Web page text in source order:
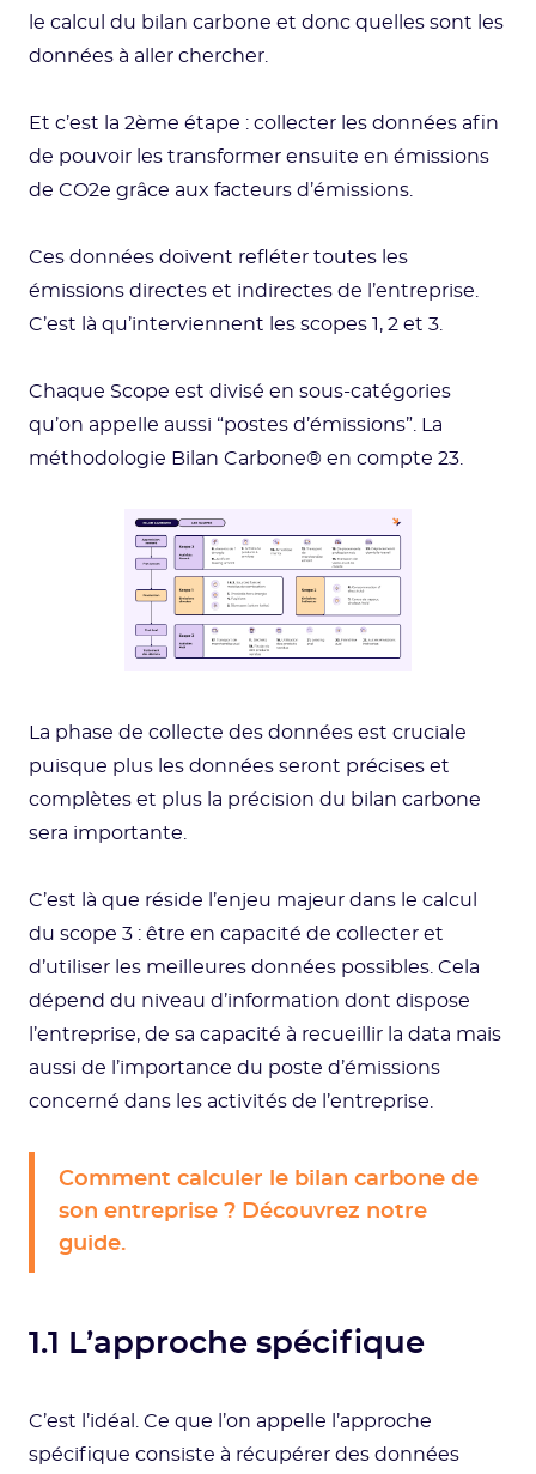
le calcul du bilan carbone et donc quelles sont les
données à aller chercher.
Et c’est la 2ème étape : collecter les données afin
de pouvoir les transformer ensuite en émissions
de CO2e grâce aux facteurs d’émissions.
Ces données doivent refléter toutes les
émissions directes et indirectes de l’entreprise.
C’est là qu’interviennent les scopes 1, 2 et 3.
Chaque Scope est divisé en sous-catégories
qu’on appelle aussi “postes d’émissions”. La
méthodologie Bilan Carbone® en compte 23.
La phase de collecte des données est cruciale
puisque plus les données seront précises et
complètes et plus la précision du bilan carbone
sera importante.
C’est là que réside l’enjeu majeur dans le calcul
du scope 3 : être en capacité de collecter et
d’utiliser les meilleures données possibles. Cela
dépend du niveau d’information dont dispose
l’entreprise, de sa capacité à recueillir la data mais
aussi de l’importance du poste d’émissions
concerné dans les activités de l’entreprise.
Comment calculer le bilan carbone de
son entreprise ? Découvrez notre
guide.
1.1 L’approche spécifique
C’est l’idéal. Ce que l’on appelle l’approche
spécifique consiste à récupérer des données